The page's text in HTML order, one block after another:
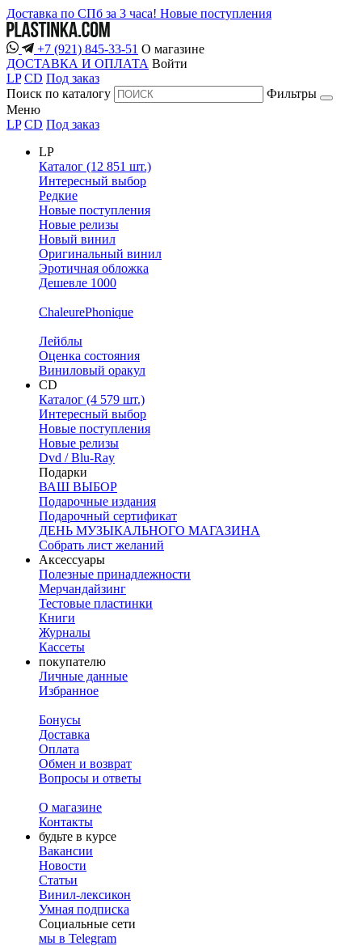
Доставка по СПб за 3 часа! Новые поступления
+7 (921) 845-33-51 О магазине
ДОСТАВКА И ОПЛАТА Войти
LP CD Под заказ
Поиск по каталогу
Фильтры
Меню
LP CD Под заказ
LP
Каталог (12 851 шт.)
Интересный выбор
Редкие
Новые поступления
Новые релизы
Новый винил
Оригинальный винил
Эротичная обложка
Дешевле 1000
ChaleurePhonique
Лейблы
Оценка состояния
Виниловый оракул
CD
Каталог (4 579 шт.)
Интересный выбор
Новые поступления
Новые релизы
Dvd / Blu-Ray
Подарки
ВАШ ВЫБОР
Подарочные издания
Подарочный сертификат
ДЕНЬ МУЗЫКАЛЬНОГО МАГАЗИНА
Собрать лист желаний
Аксессуары
Полезные принадлежности
Мерчандайзинг
Тестовые пластинки
Книги
Журналы
Кассеты
покупателю
Личные данные
Избранное
Бонусы
Доставка
Оплата
Обмен и возврат
Вопросы и ответы
О магазине
Контакты
будьте в курсе
Вакансии
Новости
Статьи
Винил-лексикон
Умная подписка
Социальные сети
мы в Telegram